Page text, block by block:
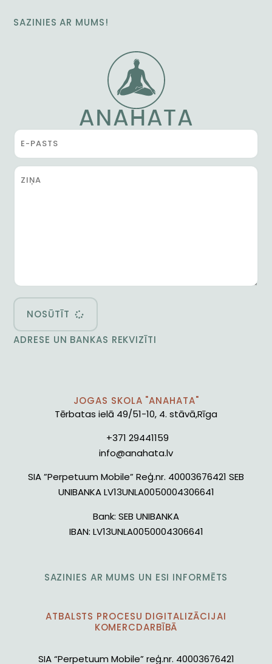
SAZINIES AR MUMS!
NOSŪTĪT
ADRESE UN BANKAS REKVIZĪTI
JOGAS SKOLA "ANAHATA"
Tērbatas ielā 49/51-10, 4. stāvā,Rīga
+371 29441159
info@anahata.lv
SIA ”Perpetuum Mobile” Reģ.nr. 40003676421 SEB
UNIBANKA LV13UNLA0050004306641
Bank: SEB UNIBANKA
IBAN: LV13UNLA0050004306641
SAZINIES AR MUMS UN ESI INFORMĒTS
ATBALSTS PROCESU DIGITALIZĀCIJAI
KOMERCDARBĪBĀ
SIA “Perpetuum Mobile” reģ.nr. 40003676421